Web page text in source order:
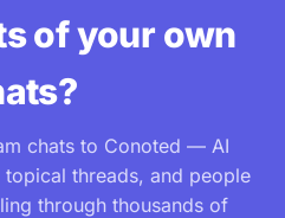
of your own
chats to Conoted — AI
threads, and people
through thousands of